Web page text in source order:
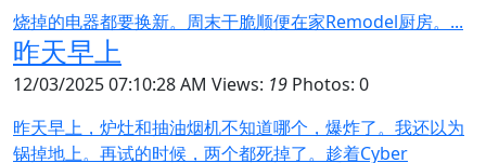
烧掉的电器都要换新。周末干脆顺便在家Remodel厨房。...
昨天早上
12/03/2025 07:10:28 AM Views: 19 Photos: 0
昨天早上，炉灶和抽油烟机不知道哪个，爆炸了。我还以为
锅掉地上。再试的时候，两个都死掉了。趁着Cyber